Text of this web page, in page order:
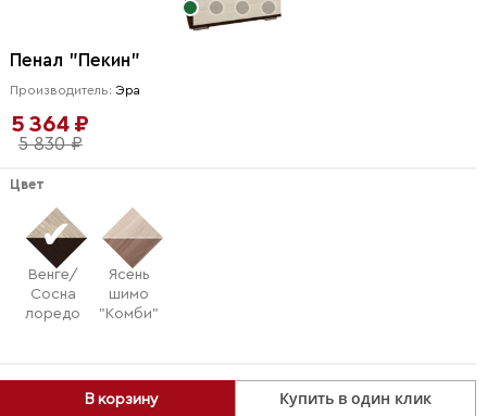
Пенал "Пекин"
Производитель: Эра
5 364 ₽
5 830 ₽
В корзину Купить в один клик
Цвет
Венге/
Сосна
лоредо
Ясень
шимо
"Комби"